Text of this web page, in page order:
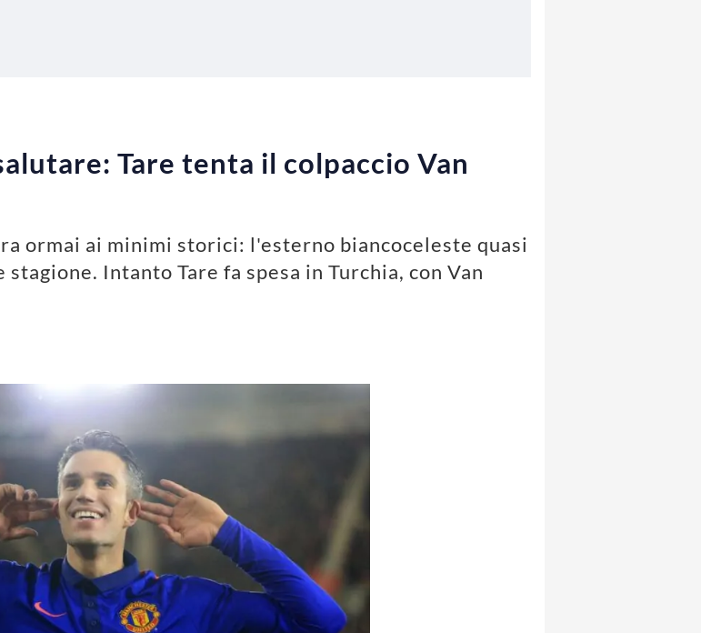
Tare tenta il colpaccio Van
ormai ai minimi storici: l'esterno biancoceleste quasi
Intanto Tare fa spesa in Turchia, con Van